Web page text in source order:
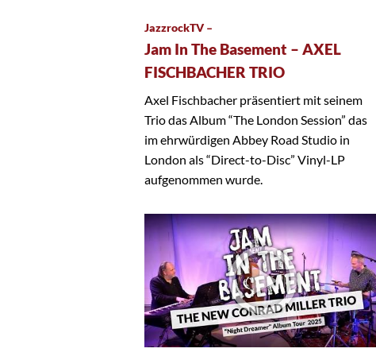
JazzrockTV –
Jam In The Basement – AXEL
FISCHBACHER TRIO
Axel Fischbacher präsentiert mit seinem
Trio das Album “The London Session” das
im ehrwürdigen Abbey Road Studio in
London als “Direct-to-Disc” Vinyl-LP
aufgenommen wurde.